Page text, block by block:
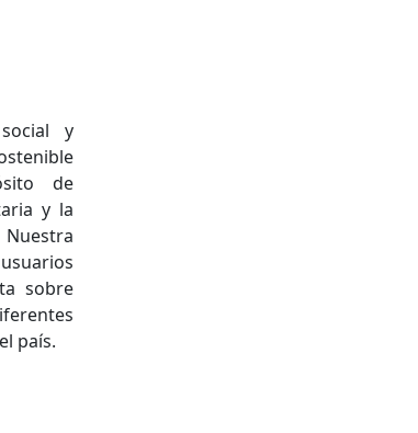
y
de
y la
sobre
país.